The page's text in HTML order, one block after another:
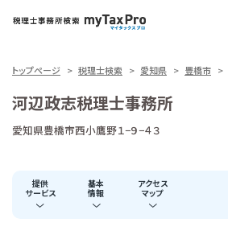
トップページ 税理士検索 愛知県 豊橋市
河辺政志税理士事務所
愛知県豊橋市西小鷹野１−９−４３
提供
サービス
基本
情報
アクセス
マップ